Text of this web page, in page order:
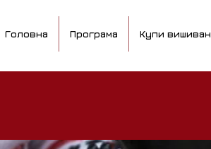
Головна Програма Купи